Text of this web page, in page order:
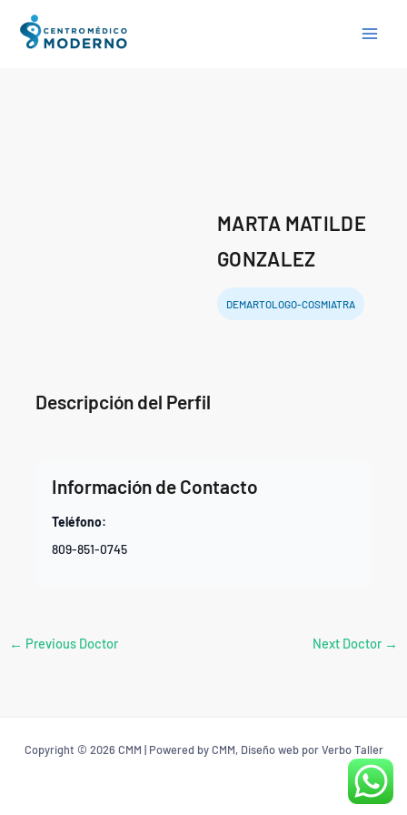
MARTA MATILDE
GONZALEZ
DEMARTOLOGO-COSMIATRA
Información de Contacto
Teléfono:
809-851-0745
Descripción del Perfil
← Previous Doctor Next Doctor →
Copyright © 2026 CMM | Powered by CMM, Diseño web por Verbo Taller